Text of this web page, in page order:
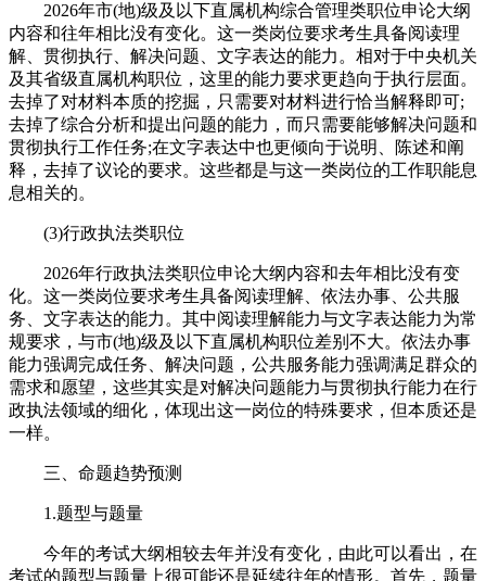
2026年市(地)级及以下直属机构综合管理类职位申论大纲
内容和往年相比没有变化。这一类岗位要求考生具备阅读理
解、贯彻执行、解决问题、文字表达的能力。相对于中央机关
及其省级直属机构职位，这里的能力要求更趋向于执行层面。
去掉了对材料本质的挖掘，只需要对材料进行恰当解释即可;
去掉了综合分析和提出问题的能力，而只需要能够解决问题和
贯彻执行工作任务;在文字表达中也更倾向于说明、陈述和阐
释，去掉了议论的要求。这些都是与这一类岗位的工作职能息
息相关的。
(3)行政执法类职位
2026年行政执法类职位申论大纲内容和去年相比没有变
化。这一类岗位要求考生具备阅读理解、依法办事、公共服
务、文字表达的能力。其中阅读理解能力与文字表达能力为常
规要求，与市(地)级及以下直属机构职位差别不大。依法办事
能力强调完成任务、解决问题，公共服务能力强调满足群众的
需求和愿望，这些其实是对解决问题能力与贯彻执行能力在行
政执法领域的细化，体现出这一岗位的特殊要求，但本质还是
一样。
三、命题趋势预测
1.题型与题量
今年的考试大纲相较去年并没有变化，由此可以看出，在
考试的题型与题量上很可能还是延续往年的情形。首先，题量